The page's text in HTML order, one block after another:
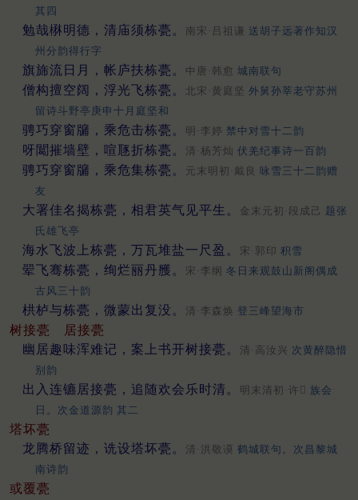
其四
勉哉楙明德，清庙须栋甍。 南宋·吕祖谦 送胡子远著作知汉
州分韵得行字
旗旆流日月，帐庐扶栋甍。 中唐·韩愈 城南联句
僧构擅空阔，浮光飞栋甍。 北宋·黄庭坚 外舅孙莘老守苏州
留诗斗野亭庚申十月庭坚和
骋巧穿窗牖，乘危击栋甍。 明·李婷 禁中对雪十二韵
呀䦪摧墙壁，喧豗折栋甍。 清·杨芳灿 伏羌纪事诗一百韵
骋巧穿窗牖，乘危集栋甍。 元末明初·戴良 咏雪三十二韵赠
友
大署佳名揭栋甍，相君英气见平生。 金末元初·段成己 题张
氏雄飞亭
海水飞波上栋甍，万瓦堆盐一尺盈。 宋·郭印 积雪
翚飞骞栋甍，绚烂丽丹雘。 宋·李纲 冬日来观鼓山新阁偶成
古风三十韵
栱栌与栋甍，微蒙出复没。 清·李森焕 登三峰望海市
树接甍
居接甍
幽居趣味浑难记，案上书开树接甍。
清·高汝兴 次黄醉隐惜
别韵
出入连镳居接甍，追随欢会乐时清。 明末清初·许𥛚 族会
日。次金道源韵 其二
塔坏甍
龙腾桥留迹，诜设塔坏甍。
清·洪敬谟 鹤城联句。次昌黎城
南诗韵
或覆甍